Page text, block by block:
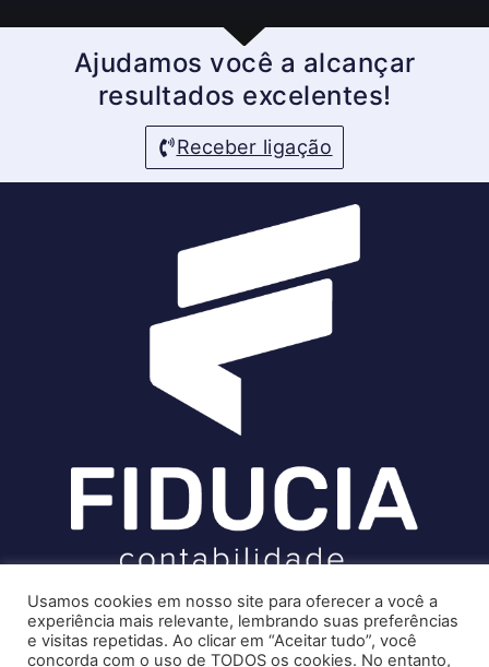
Ajudamos você a alcançar
resultados excelentes!
Receber ligação
Soluções contábeis-fiscais-tributárias especializadas | CRC RJ
004856/O-7
Serviços
Usamos cookies em nosso site para oferecer a você a
experiência mais relevante, lembrando suas preferências
e visitas repetidas. Ao clicar em “Aceitar tudo”, você
concorda com o uso de TODOS os cookies. No entanto,
Recomendado só para você